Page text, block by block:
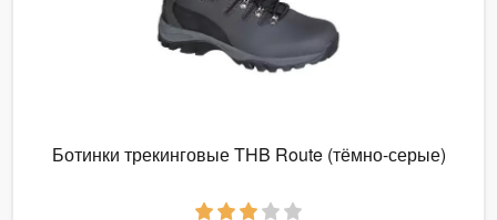
Ботинки трекинговые THB Route (тёмно-серые)